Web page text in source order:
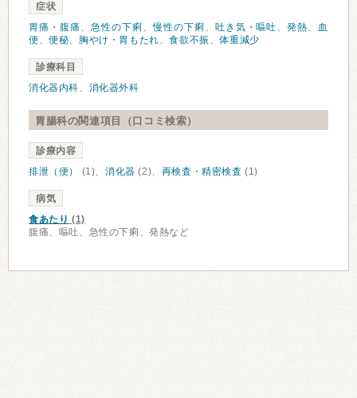
症状
胃痛・腹痛 、 急性の下痢 、慢性の下痢 、 吐き気・嘔吐、発熱、 血
便、便秘、 胸やけ・胃もたれ、食欲不振 、体重減少
診療科目
消化器内科、 消化器外科
胃腸科の関連項目（口コミ検索）
診療内容
排泄（便）
(1)、 消化器 (2)、 再検査・精密検査 (1)
病気
食あたり (1)
腹痛、嘔吐、急性の下痢、発熱など